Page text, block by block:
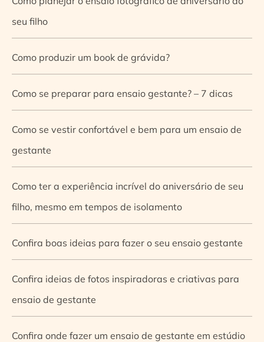
seu filho
Como produzir um book de grávida?
Como se preparar para ensaio gestante? – 7 dicas
Como se vestir confortável e bem para um ensaio de
gestante
Como ter a experiência incrível do aniversário de seu
filho, mesmo em tempos de isolamento
Confira boas ideias para fazer o seu ensaio gestante
Confira ideias de fotos inspiradoras e criativas para
ensaio de gestante
Confira onde fazer um ensaio de gestante em estúdio